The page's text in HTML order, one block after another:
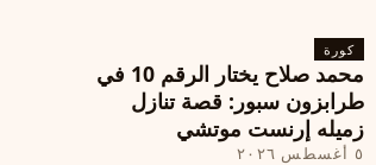
كورة
محمد صلاح يختار الرقم 10 في
طرابزون سبور: قصة تنازل
زميله إرنست موتشي
٥ أغسطس ٢٠٢٦